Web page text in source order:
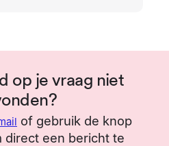
op je vraag niet
of gebruik de knop
direct een bericht te